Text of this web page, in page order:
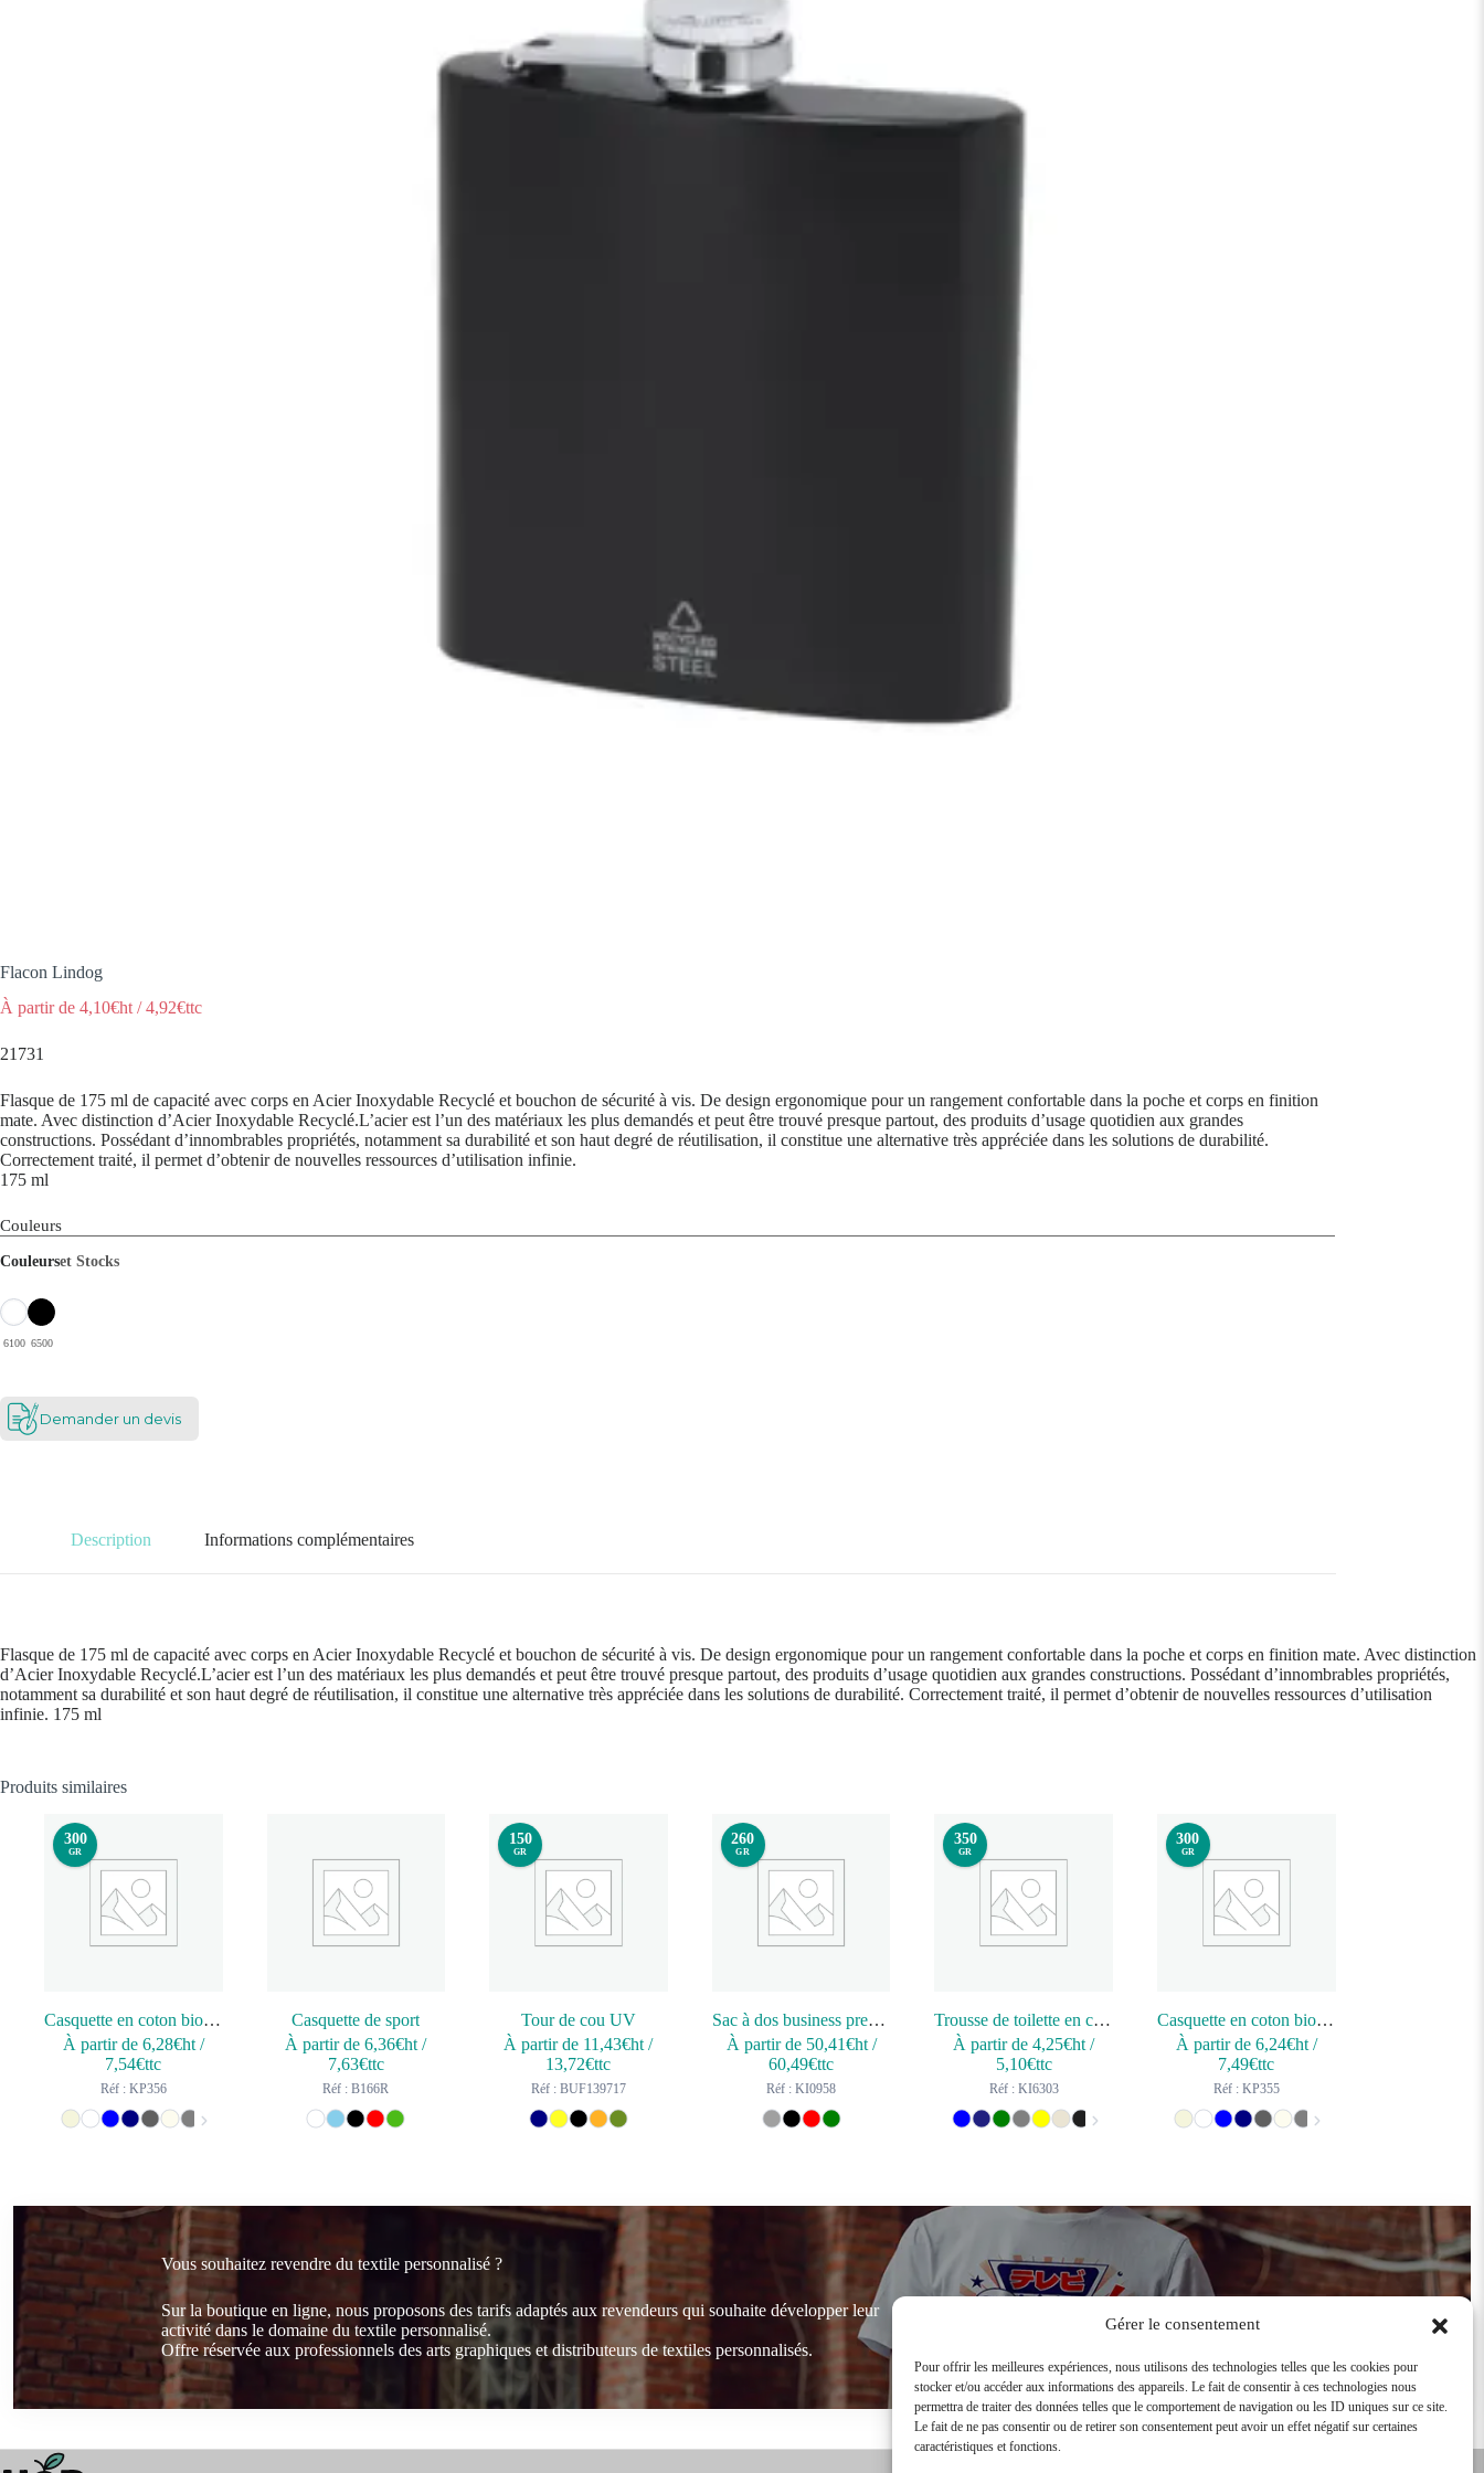
Gérer le consentement
Pour offrir les meilleures expériences, nous utilisons des technologies telles que les cookies pour
stocker et/ou accéder aux informations des appareils. Le fait de consentir à ces technologies nous
permettra de traiter des données telles que le comportement de navigation ou les ID uniques sur ce site.
Le fait de ne pas consentir ou de retirer son consentement peut avoir un effet négatif sur certaines
caractéristiques et fonctions.
Flacon Lindog
À partir de 4,10€ht /4,92€ttc
21731
Flasque de 175 ml de capacité avec corps en Acier Inoxydable Recyclé et bouchon de sécurité à vis. De design ergonomique pour un rangement confortable dans la poche et corps en finition
mate. Avec distinction d’Acier Inoxydable Recyclé.L’acier est l’un des matériaux les plus demandés et peut être trouvé presque partout, des produits d’usage quotidien aux grandes
constructions. Possédant d’innombrables propriétés, notamment sa durabilité et son haut degré de réutilisation, il constitue une alternative très appréciée dans les solutions de durabilité.
Correctement traité, il permet d’obtenir de nouvelles ressources d’utilisation infinie.
175 ml
Couleurs
Couleurset Stocks
6100 6500
Demander un devis
Description Informations complémentaires
Flasque de 175 ml de capacité avec corps en Acier Inoxydable Recyclé et bouchon de sécurité à vis. De design ergonomique pour un rangement confortable dans la poche et corps en finition mate. Avec distinction
d’Acier Inoxydable Recyclé.L’acier est l’un des matériaux les plus demandés et peut être trouvé presque partout, des produits d’usage quotidien aux grandes constructions. Possédant d’innombrables propriétés,
notamment sa durabilité et son haut degré de réutilisation, il constitue une alternative très appréciée dans les solutions de durabilité. Correctement traité, il permet d’obtenir de nouvelles ressources d’utilisation
infinie. 175 ml
Produits similaires
300
GR
Casquette en coton bio 6 panneaux – K-up Gold Label
À partir de 6,28€ht/
7,54€ttc
Réf : KP356
Casquette de sport
À partir de6,36€ht /
7,63€ttc
Réf : B166R
150
GR
Tour de cou UV
À partir de 11,43€ht /
13,72€ttc
Réf : BUF139717
260
GR
Sac à dos business premium
À partir de 50,41€ht/
60,49€ttc
Réf : KI0958
350
GR
Trousse de toilette en coton biologique
À partir de4,25€ht /
5,10€ttc
Réf : KI6303
300
GR
Casquette en coton bio 5 panneaux – K-up Gold Label
À partir de 6,24€ht/
7,49€ttc
Réf : KP355
Vous souhaitez revendre du textile personnalisé ?
Sur la boutique en ligne, nous proposons des tarifs adaptés aux revendeurs qui souhaite développer leur
activité dans le domaine du textile personnalisé.
Offre réservée aux professionnels des arts graphiques et distributeurs de textiles personnalisés.